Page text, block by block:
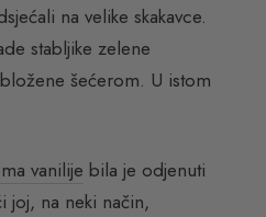
na velike skakavce.
stabljike zelene
šećerom. U istom
vanilije bila je odjenuti
joj, na neki način,